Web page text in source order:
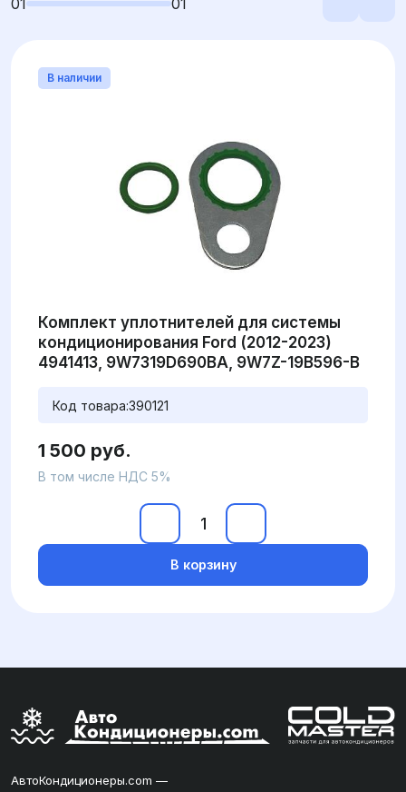
01 01
В наличии
Комплект уплотнителей для системы
кондиционирования Ford (2012-2023)
4941413, 9W7319D690BA, 9W7Z-19B596-B
Код товара:390121
1 500 руб.
В том числе НДС 5%
В корзину
АвтоКондиционеры.com —